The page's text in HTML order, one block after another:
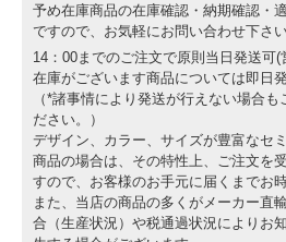
予め在庫商品の在庫確認・納期確認・
ですので、お気軽にお問い合わせ下さい
14：00までのご注文で原則当日発送可(
在庫がございます商品については即日
（*諸事情により発送が行えない場合も
ださい。）
デザイン、カラー、サイズが豊富なセ
商品の場合は、その特性上、ご注文を
すので、お客様のお手元に届くまでお
また、当店の商品の多くがメーカー直
合（生産状況）や税通過状況によりお